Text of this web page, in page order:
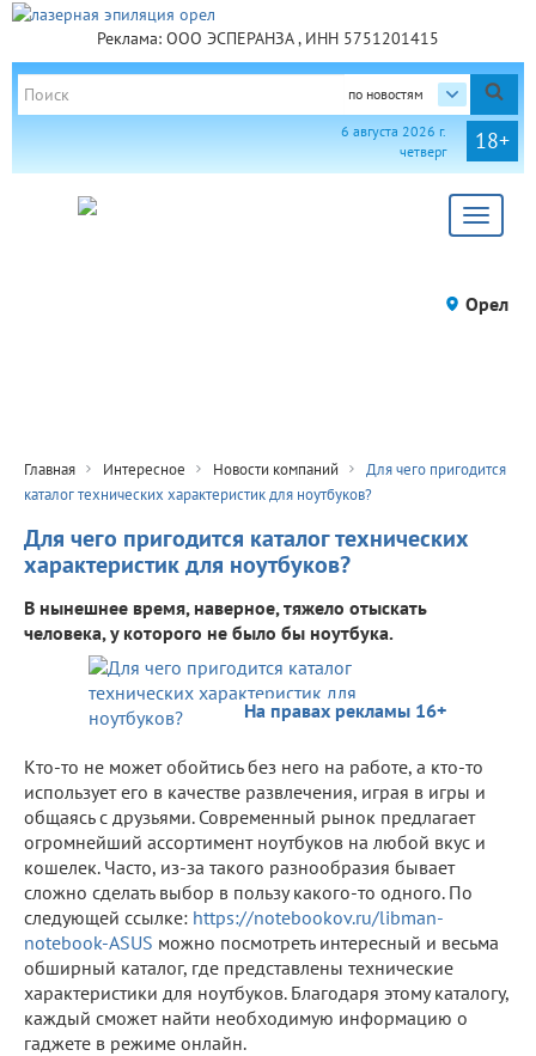
Реклама: ООО ЭСПЕРАНЗА , ИНН 5751201415
по новостям
18+
6 августа 2026 г.
четверг
Toggle
Орел
Главная Интересное Новости компаний
Для чего пригодится
каталог технических характеристик для ноутбуков?
Для чего пригодится каталог технических
характеристик для ноутбуков?
В нынешнее время, наверное, тяжело отыскать
человека, у которого не было бы ноутбука.
На правах рекламы 16+
Кто-то не может обойтись без него на работе, а кто-то
использует его в качестве развлечения, играя в игры и
общаясь с друзьями. Современный рынок предлагает
огромнейший ассортимент ноутбуков на любой вкус и
кошелек. Часто, из-за такого разнообразия бывает
сложно сделать выбор в пользу какого-то одного. По
следующей ссылке: https://notebookov.ru/libman-
notebook-ASUS можно посмотреть интересный и весьма
обширный каталог, где представлены технические
характеристики для ноутбуков. Благодаря этому каталогу,
каждый сможет найти необходимую информацию о
гаджете в режиме онлайн.